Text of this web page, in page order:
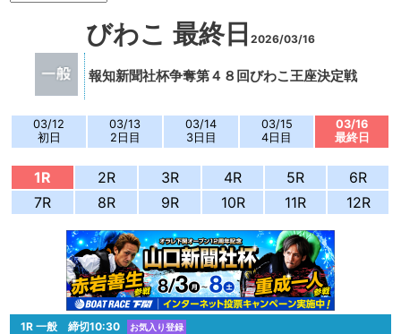
びわこ 最終日 2026/03/16
報知新聞社杯争奪第４８回びわこ王座決定戦
03/12
初日
03/13
2日目
03/14
3日目
03/15
4日目
03/16
最終日
1R 2R 3R 4R 5R
6R
7R
8R 9R 10R 11R 12R
1R一般 締切10:30 お気入り登録